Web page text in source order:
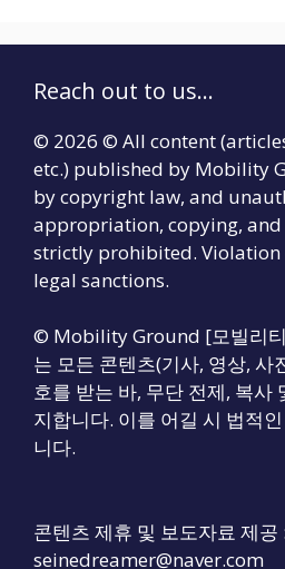
Reach out to us...
© 2026 © All content
etc.) published by Mobility
by copyright law, and
appropriation, copying,
strictly prohibited.
legal sanctions.
© Mobility Ground [모빌리
는 모든 콘텐츠(기사, 영상, 사
호를 받는 바, 무단 전제, 복사
지합니다. 이를 어길 시 법적
니다.
콘텐츠 제휴 및 보도자료 제공 :
seinedreamer@naver.com